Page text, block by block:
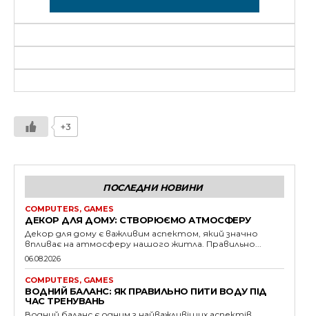
+3
ПОСЛЕДНИ НОВИНИ
COMPUTERS, GAMES
ДЕКОР ДЛЯ ДОМУ: СТВОРЮЄМО АТМОСФЕРУ
Декор для дому є важливим аспектом, який значно
впливає на атмосферу нашого житла. Правильно...
06.08.2026
COMPUTERS, GAMES
ВОДНИЙ БАЛАНС: ЯК ПРАВИЛЬНО ПИТИ ВОДУ ПІД
ЧАС ТРЕНУВАНЬ